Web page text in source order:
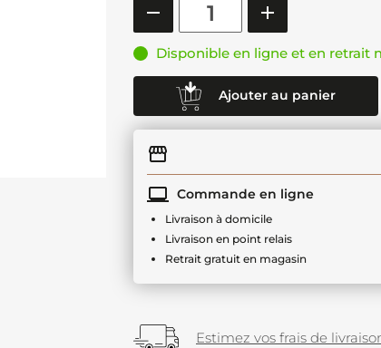
Disponible en ligne et en retrait
Ajouter au panier
Commande en ligne
Livraison à domicile
Livraison en point relais
Retrait gratuit en magasin
Estimez vos frais de